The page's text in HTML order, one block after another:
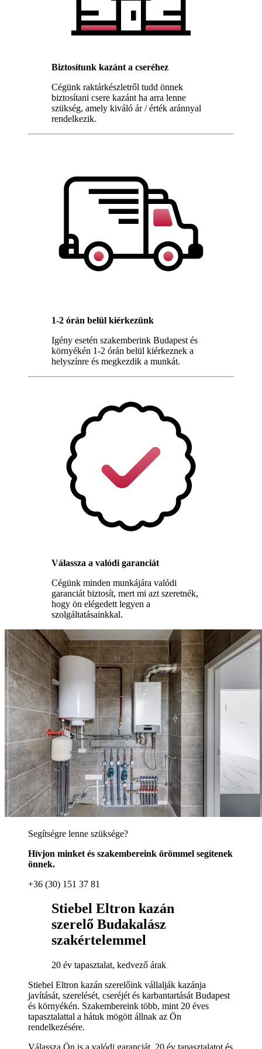
Biztosítunk kazánt a cseréhez
Cégünk raktárkészletről tudd önnek
biztosítani csere kazánt ha arra lenne
szükség, amely kiváló ár / érték aránnyal
rendelkezik.
1-2 órán belül kiérkezünk
Igény esetén szakemberink Budapest és
környékén 1-2 órán belül kiérkeznek a
helyszínre és megkezdik a munkát.
Válassza a valódi garanciát
Cégünk minden munkájára valódi
garanciát biztosít, mert mi azt szeretnék,
hogy ön elégedett legyen a
szolgáltatásainkkal.
Segítségre lenne szüksége?
Hívjon minket és szakembereink örömmel segítenek
önnek.
+36 (30) 151 37 81
Stiebel Eltron kazán
szerelő Budakalász
szakértelemmel
20 év tapasztalat, kedvező árak
Stiebel Eltron kazán szerelőink vállalják kazánja
javítását, szerelését, cseréjét és karbantartását Budapest
és környékén. Szakembereink több, mint 20 éves
tapasztalattal a hátuk mögött állnak az Ön
rendelkezésére.